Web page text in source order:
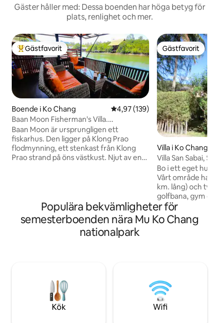
Gäster håller med: Dessa boenden har höga betyg för
plats, renlighet och mer.
Populär gästfavorit
Gästfavorit
Boende i Ko Chang 4,97 av 5 i genomsnittligt
4,97 (139)
Baan Moon Fisherman's Villa.
Vattenkant, 2 sovrum.
Baan Moon är ursprungligen ett
fiskarhus. Den ligger på Klong Prao
flodmynning, ett stenkast från Klong
Prao strand på öns västkust. Njut av en
för alla som oroar sig för social
distansering under semestern. Det finns
inga folkmassor eller stora grupper av
människor i detta område. Koh Chang
(och Trat-provinsen) hade noll fall av
Gästfavorit
Gästfavorit
Villa i Ko Chang
Villa San Sabai,
Chang
Bo i ett eget hus
Vårt område har
km. lång) och två
golfbana, gym
tre dubbelrum
kök/loungerum.
alla rum. Ett hus
säkert boende
Välkomna
Populära bekvämligheter för
semesterboenden nära Mu Ko Chang
nationalpark
Kök Wifi